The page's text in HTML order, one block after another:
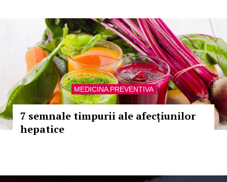
MEDICINA PREVENTIVA
7 semnale timpurii ale afecțiunilor
hepatice